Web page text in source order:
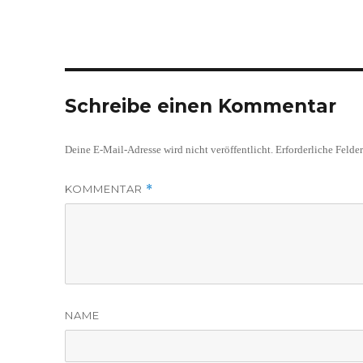
Schreibe einen Kommentar
Deine E-Mail-Adresse wird nicht veröffentlicht. Erforderliche
KOMMENTAR *
NAME